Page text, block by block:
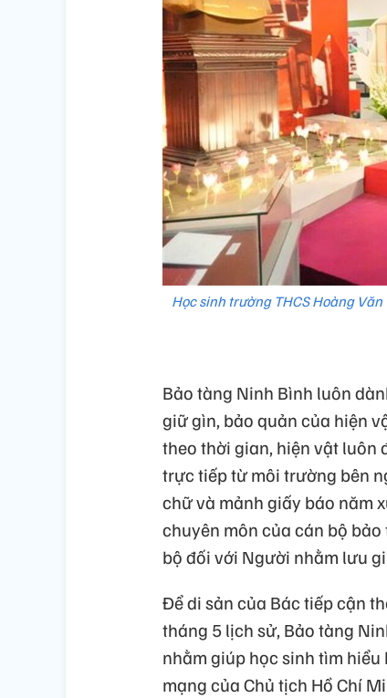
Học sinh trường THCS Hoàng
Bảo tàng Ninh Bình luôn
giữ gìn, bảo quản của hiện
theo thời gian, hiện vật luôn
trực tiếp từ môi trường bên
chữ và mảnh giấy báo năm
chuyên môn của cán bộ
bộ đối với Người nhằm lưu
Để di sản của Bác tiếp cận
tháng 5 lịch sử, Bảo tàng
nhằm giúp học sinh tìm
mạng của Chủ tịch Hồ Chí